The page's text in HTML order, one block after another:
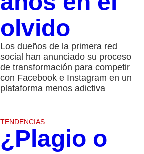
olvido
Los dueños de la primera red
social han anunciado su proceso
de transformación para competir
con Facebook e Instagram en un
plataforma menos adictiva
TENDENCIAS
¿Plagio o